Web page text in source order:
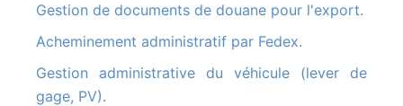
Gestion de documents de douane pour l'export.
Acheminement administratif par Fedex.
Gestion administrative du véhicule (lever de
gage, PV).